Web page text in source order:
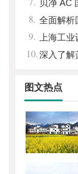
贝净 AC
体系全解析
8. 全面解析
势，助力企
9.
上海工
践探索
10.深入了解
图文热点